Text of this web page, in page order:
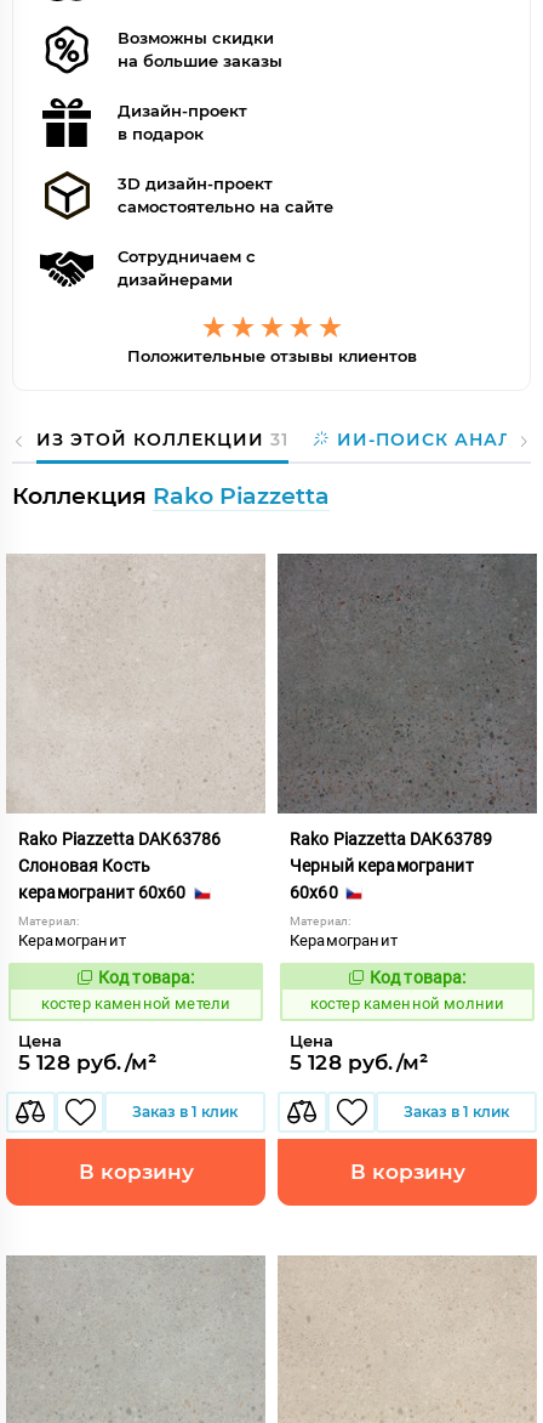
Возможны скидки
на большие заказы
Дизайн-проект
в подарок
3D дизайн-проект
самостоятельно на сайте
Сотрудничаем с
дизайнерами
Положительные отзывы клиентов
ИЗ ЭТОЙ КОЛЛЕКЦИИ 31 ИИ-ПОИСК
Коллекция Rako Piazzetta
Rako Piazzetta DAK63786
Слоновая Кость
керамогранит 60x60
Материал:
Керамогранит
801550
Код товара:
костер каменной метели
Цена
5 128 руб./м²
Заказ в 1 клик
В корзину
Rako Piazzetta DAK63789
Черный керамогранит
60x60
Материал:
Керамогранит
801553
Код товара:
костер каменной молнии
Цена
5 128 руб./м²
Заказ в 1 клик
В корзину